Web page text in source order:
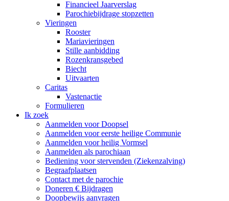
Financieel Jaarverslag
Parochiebijdrage stopzetten
Vieringen
Rooster
Mariavieringen
Stille aanbidding
Rozenkransgebed
Biecht
Uitvaarten
Caritas
Vastenactie
Formulieren
Ik zoek
Aanmelden voor Doopsel
Aanmelden voor eerste heilige Communie
Aanmelden voor heilig Vormsel
Aanmelden als parochiaan
Bediening voor stervenden (Ziekenzalving)
Begraafplaatsen
Contact met de parochie
Doneren € Bijdragen
Doopbewijs aanvragen